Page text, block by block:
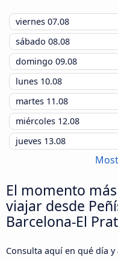
viernes 07.08
sábado 08.08
domingo 09.08
lunes 10.08
martes 11.08
miércoles 12.08
jueves 13.08
El momento
viajar desde
Barcelona-El Prat
Consulta aquí en qué día